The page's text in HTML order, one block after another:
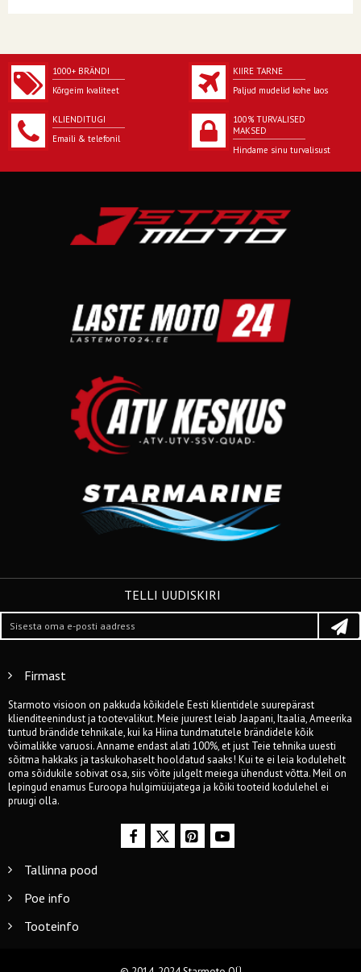
1000+ BRÄNDI
Kõrgeim kvaliteet
KIIRE TARNE
Paljud mudelid kohe laos
KLIENDITUGI
Emaili & telefonil
100% TURVALISED
MAKSED
Hindame sinu turvalisust
TELLI UUDISKIRI
Firmast
Starmoto visioon on pakkuda kõikidele Eesti klientidele suurepärast
klienditeenindust ja tootevalikut. Meie juurest leiab Jaapani, Itaalia, Ameerika
tuntud brändide tehnikale, kui ka Hiina tundmatutele brändidele kõik
võimalikke varuosi. Anname endast alati 100%, et just Teie tehnika uuesti
sõitma hakkaks ja taskukohaselt hooldatud saaks! Kui te ei leia kodulehelt
oma sõidukile sobivat osa, siis võite julgelt meiega ühendust võtta. Meil on
lepingud enamus Euroopa hulgimüüjatega ja kõiki tooteid kodulehel ei
pruugi olla.
Tallinna pood
Poe info
Tooteinfo